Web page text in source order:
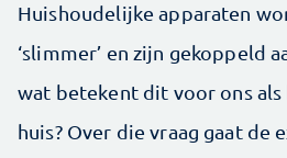
Huishoudelijke apparaten
‘slimmer’ en zijn gekoppeld
wat betekent dit voor ons als
huis? Over die vraag gaat de